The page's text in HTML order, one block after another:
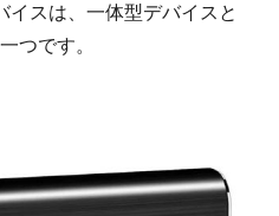
イスは、一体型デバイスと
つです。